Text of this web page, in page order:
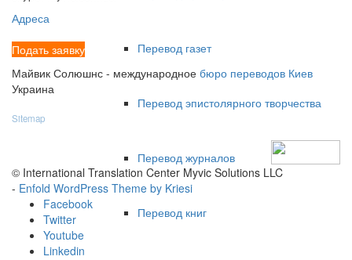
Перевод газет
Перевод эпистолярного творчества
Перевод журналов
Перевод книг
Адреса
Подать заявку
Майвик Солюшнс - международное бюро переводов Киев
Украина
Sitemap
© International Translation Center Myvic Solutions LLC
- Enfold WordPress Theme by Kriesi
Facebook
Twitter
Youtube
Linkedin